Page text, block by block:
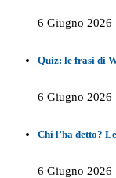
6 Giugno 2026
Quiz: le frasi di
6 Giugno 2026
Chi l’ha detto?
6 Giugno 2026